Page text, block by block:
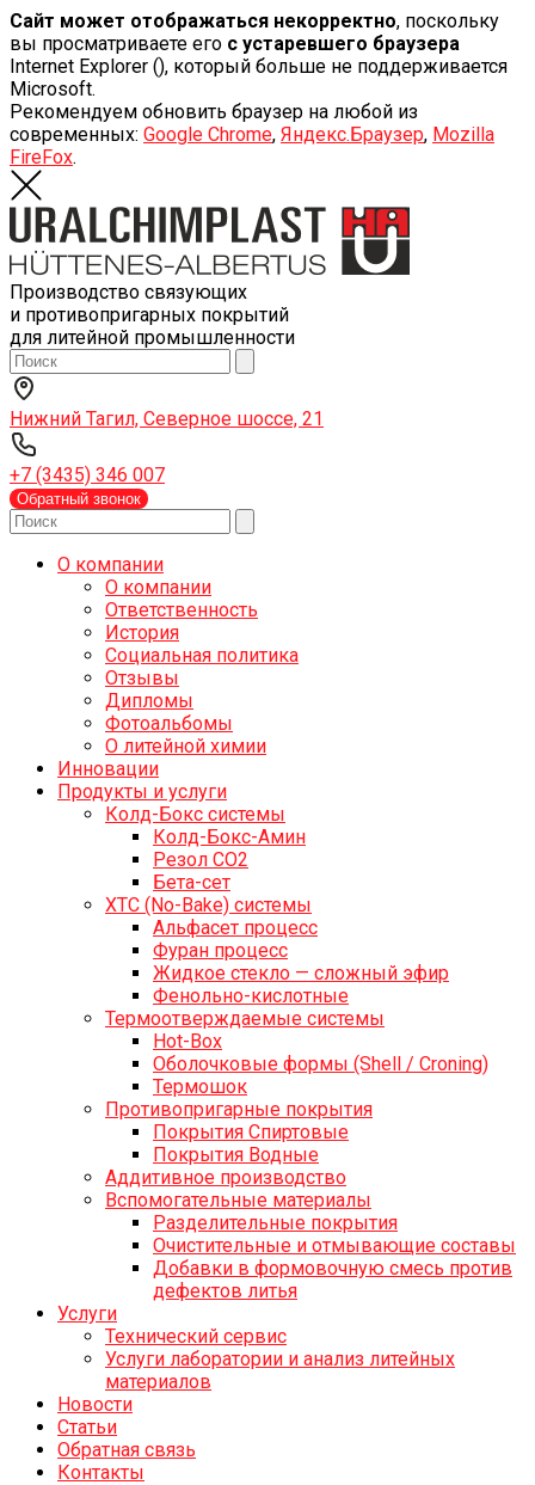
Сайт может отображаться некорректно, поскольку
вы просматриваете его с устаревшего браузера
Internet Explorer (), который больше не поддерживается
Microsoft.
Рекомендуем обновить браузер на любой из
современных: Google Chrome, Яндекс.Браузер, Mozilla
FireFox.
Производство связующих
и противопригарных покрытий
для литейной промышленности
Нижний Тагил, Северное шоссе, 21
+7 (3435) 346 007
Обратный звонок
О компании
О компании
Ответственность
История
Социальная политика
Отзывы
Дипломы
Фотоальбомы
О литейной химии
Инновации
Продукты и услуги
Колд-Бокс системы
Колд-Бокс-Амин
Резол СО2
Бета-сет
ХТС (No-Bake) системы
Альфасет процесс
Фуран процесс
Жидкое стекло — сложный эфир
Фенольно-кислотные
Термоотверждаемые системы
Hot-Box
Оболочковые формы (Shell / Croning)
Термошок
Противопригарные покрытия
Покрытия Спиртовые
Покрытия Водные
Аддитивное производство
Вспомогательные материалы
Разделительные покрытия
Очистительные и отмывающие составы
Добавки в формовочную смесь против
дефектов литья
Услуги
Технический сервис
Услуги лаборатории и анализ литейных
материалов
Новости
Статьи
Обратная связь
Контакты